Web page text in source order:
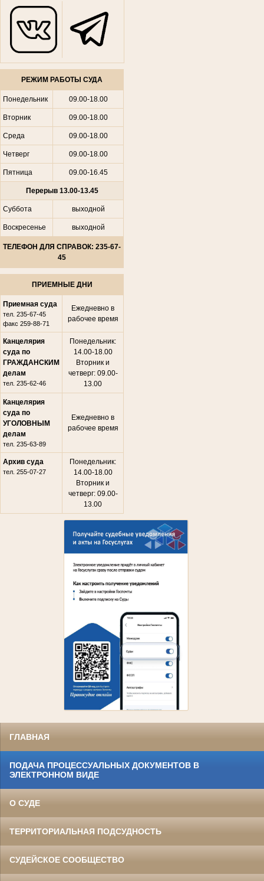
РЕЖИМ РАБОТЫ СУДА
Понедельник 09.00-18.00
Вторник 09.00-18.00
Среда 09.00-18.00
Четверг 09.00-18.00
Пятница 09.00-16.45
Перерыв 13.00-13.45
Суббота выходной
Воскресенье выходной
ТЕЛЕФОН ДЛЯ СПРАВОК: 235-67-
45
ПРИЕМНЫЕ ДНИ
Приемная суда
тел. 235-67-45
факс 259-88-71
Ежедневно в
рабочее время
Канцелярия
суда по
ГРАЖДАНСКИМ
делам
тел. 235-62-46
Понедельник:
14.00-18.00
Вторник и
четверг: 09.00-
13.00
Канцелярия
суда по
УГОЛОВНЫМ
делам
тел. 235-63-89
Ежедневно в
рабочее время
Архив суда
тел. 255-07-27
Понедельник:
14.00-18.00
Вторник и
четверг: 09.00-
13.00
ГЛАВНАЯ
ПОДАЧА ПРОЦЕССУАЛЬНЫХ ДОКУМЕНТОВ В
ЭЛЕКТРОННОМ ВИДЕ
О СУДЕ
ТЕРРИТОРИАЛЬНАЯ ПОДСУДНОСТЬ
СУДЕЙСКОЕ СООБЩЕСТВО